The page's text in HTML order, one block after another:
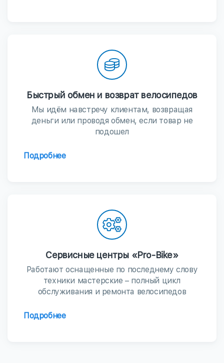
Быстрый обмен и возврат велосипедов
Мы идём навстречу клиентам, возвращая
деньги или проводя обмен, если товар не
подошел
Подробнее
Сервисные центры «Pro-Bike»
Работают оснащенные по последнему слову
техники мастерские – полный цикл
обслуживания и ремонта велосипедов
Подробнее